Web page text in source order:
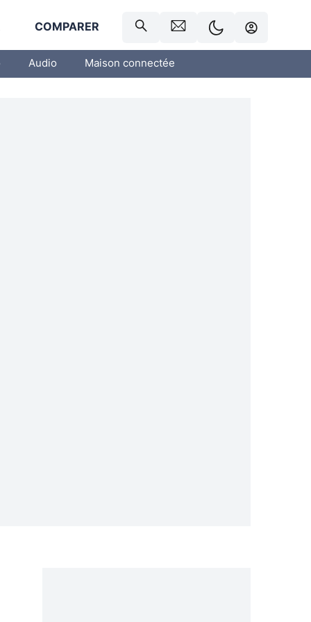
COMPARER
Audio Maison connectée